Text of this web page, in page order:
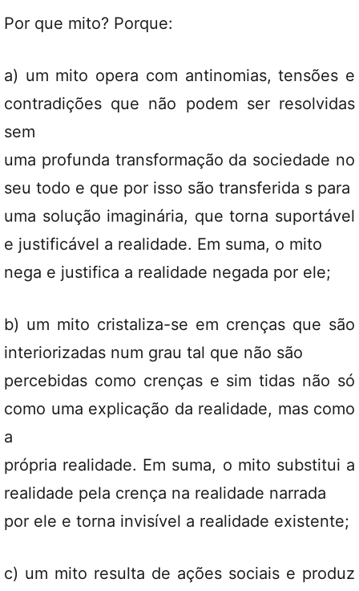
Por que mito? Porque:
a) um mito opera com antinomias, tensões e
contradições que não podem ser resolvidas
sem
uma profunda transformação da sociedade no
seu todo e que por isso são transferida s para
uma solução imaginária, que torna suportável
e justificável a realidade. Em suma, o mito
nega e justifica a realidade negada por ele;
b) um mito cristaliza-se em crenças que são
interiorizadas num grau tal que não são
percebidas como crenças e sim tidas não só
como uma explicação da realidade, mas como
a
própria realidade. Em suma, o mito substitui a
realidade pela crença na realidade narrada
por ele e torna invisível a realidade existente;
c) um mito resulta de ações sociais e produz